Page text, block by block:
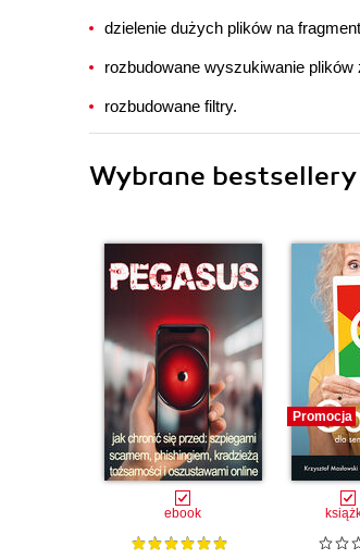
dzielenie dużych plików na
rozbudowane wyszukiwanie
rozbudowane filtry.
Wybrane bestsellery
ebook
Promocja